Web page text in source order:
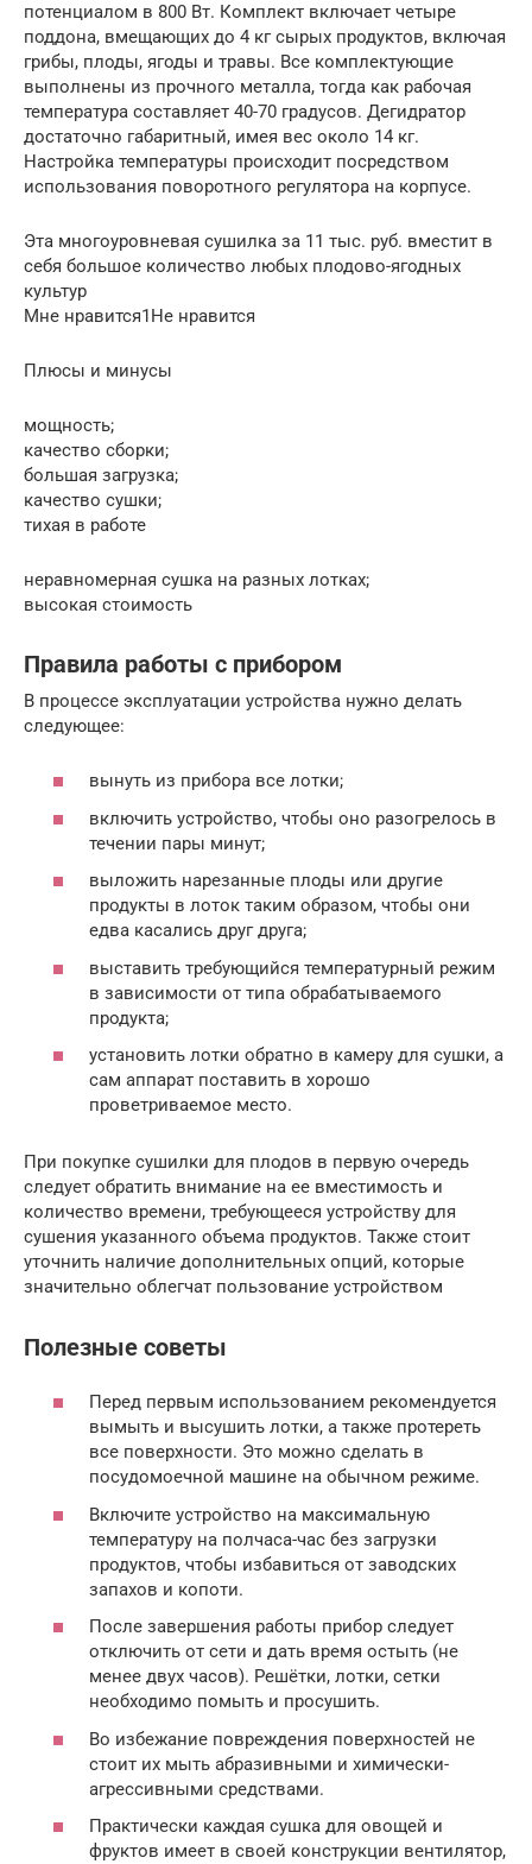
потенциалом в 800 Вт. Комплект включает четыре
поддона, вмещающих до 4 кг сырых продуктов, включая
грибы, плоды, ягоды и травы. Все комплектующие
выполнены из прочного металла, тогда как рабочая
температура составляет 40-70 градусов. Дегидратор
достаточно габаритный, имея вес около 14 кг.
Настройка температуры происходит посредством
использования поворотного регулятора на корпусе.
Эта многоуровневая сушилка за 11 тыс. руб. вместит в
себя большое количество любых плодово-ягодных
культур
Мне нравится1Не нравится
Плюсы и минусы
мощность;
качество сборки;
большая загрузка;
качество сушки;
тихая в работе
неравномерная сушка на разных лотках;
высокая стоимость
Правила работы с прибором
В процессе эксплуатации устройства нужно делать
следующее:
вынуть из прибора все лотки;
включить устройство, чтобы оно разогрелось в
течении пары минут;
выложить нарезанные плоды или другие
продукты в лоток таким образом, чтобы они
едва касались друг друга;
выставить требующийся температурный режим
в зависимости от типа обрабатываемого
продукта;
установить лотки обратно в камеру для сушки, а
сам аппарат поставить в хорошо
проветриваемое место.
При покупке сушилки для плодов в первую очередь
следует обратить внимание на ее вместимость и
количество времени, требующееся устройству для
сушения указанного объема продуктов. Также стоит
уточнить наличие дополнительных опций, которые
значительно облегчат пользование устройством
Полезные советы
Перед первым использованием рекомендуется
вымыть и высушить лотки, а также протереть
все поверхности. Это можно сделать в
посудомоечной машине на обычном режиме.
Включите устройство на максимальную
температуру на полчаса-час без загрузки
продуктов, чтобы избавиться от заводских
запахов и копоти.
После завершения работы прибор следует
отключить от сети и дать время остыть (не
менее двух часов). Решётки, лотки, сетки
необходимо помыть и просушить.
Во избежание повреждения поверхностей не
стоит их мыть абразивными и химически-
агрессивными средствами.
Практически каждая сушка для овощей и
фруктов имеет в своей конструкции вентилятор,